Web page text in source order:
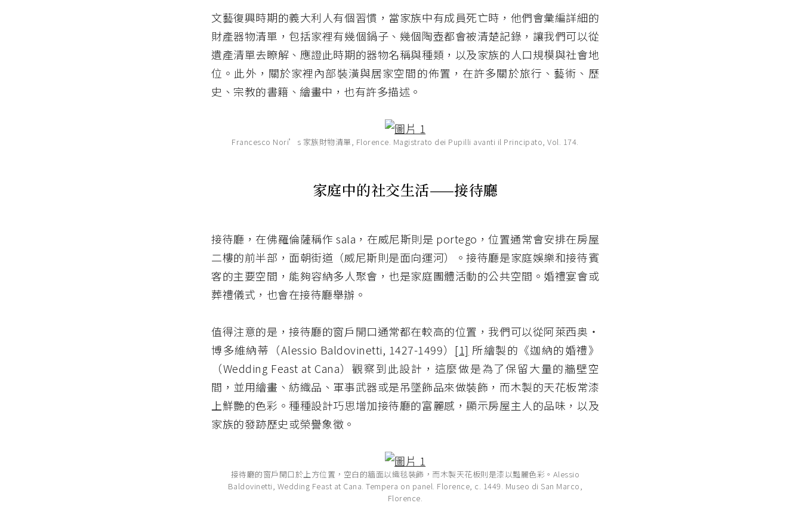
文藝復興時期的義大利人有個習慣，當家族中有成員死亡時，他們會彙編詳細的
財產器物清單，包括家裡有幾個鍋子、幾個陶壺都會被清楚記錄，讓我們可以從
遺產清單去瞭解、應證此時期的器物名稱與種類，以及家族的人口規模與社會地
位。此外，關於家裡內部裝潢與居家空間的佈置，在許多關於旅行、藝術、歷
史、宗教的書籍、繪畫中，也有許多描述。
Francesco Nori’s 家族財物清單, Florence. Magistrato dei Pupilli avanti il Principato, Vol. 174.
家庭中的社交生活——接待廳
接待廳，在佛羅倫薩稱作 sala，在威尼斯則是 portego，位置通常會安排在房屋
二樓的前半部，面朝街道（威尼斯則是面向運河）。接待廳是家庭娛樂和接待賓
客的主要空間，能夠容納多人聚會，也是家庭團體活動的公共空間。婚禮宴會或
葬禮儀式，也會在接待廳舉辦。
值得注意的是，接待廳的窗戶開口通常都在較高的位置，我們可以從阿萊西奥・
博多維納蒂（Alessio Baldovinetti, 1427-1499） [1] 所繪製的《迦納的婚禮》
（Wedding Feast at Cana）觀察到此設計，這麼做是為了保留大量的牆壁空
間，並用繪畫、紡織品、軍事武器或是吊墜飾品來做裝飾，而木製的天花板常漆
上鮮艷的色彩。種種設計巧思增加接待廳的富麗感，顯示房屋主人的品味，以及
家族的發跡歷史或榮譽象徵。
接待廳的窗戶開口於上方位置，空白的牆面以織毯裝飾，而木製天花板則是漆以豔麗色彩。Alessio
Baldovinetti, Wedding Feast at Cana. Tempera on panel. Florence, c. 1449. Museo di San Marco,
Florence.